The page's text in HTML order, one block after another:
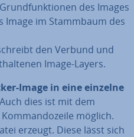
des Images
im Stammbaum des
den Verbund und
Image-Layers.
Image in eine einzelne
dies ist mit dem
möglich.
erzeugt. Diese lässt sich